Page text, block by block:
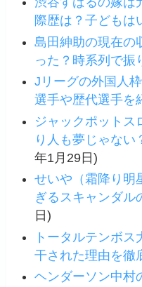
際歴は？子どもは
島田紳助の現在の
った？時系列で振
Jリーグの外国人
選手や歴代選手を
ジャックポットス
り人も夢じゃない
年1月29日)
せいや（霜降り明
ぎるスキャンダル
日)
トータルテンボス
干された理由を徹
ヘンダーソン中村